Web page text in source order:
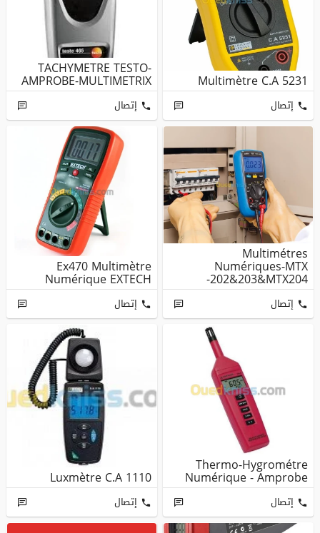
Multimètre C.A 5231
إتصال
TACHYMETRE TESTO-
AMPROBE-MULTIMETRIX
إتصال
Multimétres
Numériques-MTX
202&203&MTX204-
إتصال
Ex470 Multimètre
Numérique EXTECH
إتصال
Thermo-Hygrométre
Numérique - Amprobe
إتصال
Luxmètre C.A 1110
إتصال